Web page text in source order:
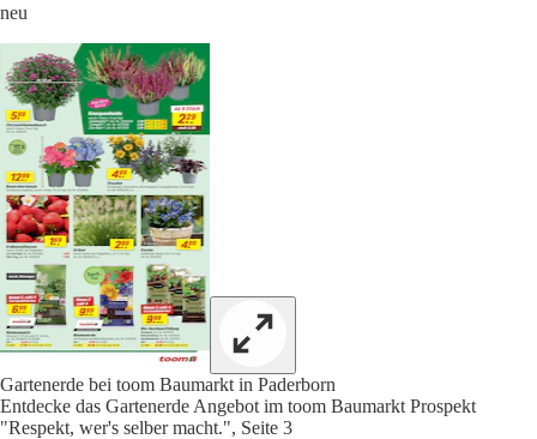
neu
Gartenerde bei toom Baumarkt in Paderborn
Entdecke das Gartenerde Angebot im toom Baumarkt Prospekt
"Respekt, wer's selber macht.", Seite 3